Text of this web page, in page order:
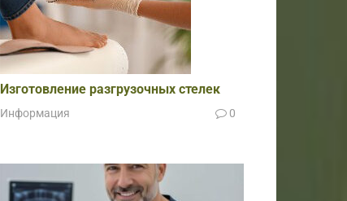
Изготовление разгрузочных стелек
Информация 0